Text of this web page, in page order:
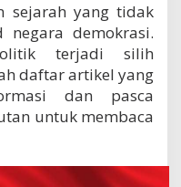
sejarah yang tidak
demokrasi.
terjadi silih
daftar artikel yang
dan pasca
untuk membaca